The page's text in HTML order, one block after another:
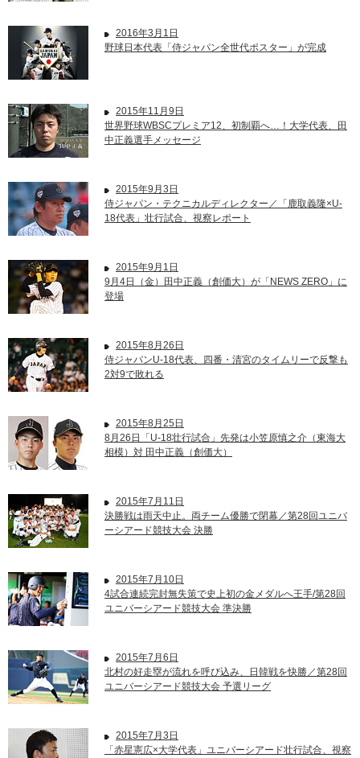
2016年3月1日
野球日本代表「侍ジャパン全世代ポスター」が完成
2015年11月9日
世界野球WBSCプレミア12、初制覇へ…！大学代表、田
中正義選手メッセージ
2015年9月3日
侍ジャパン・テクニカルディレクター／「鹿取義隆×U-
18代表」壮行試合、視察レポート
2015年9月1日
9月4日（金）田中正義（創価大）が「NEWS ZERO」に
登場
2015年8月26日
侍ジャパンU-18代表、四番・清宮のタイムリーで反撃も
2対9で敗れる
2015年8月25日
8月26日「U-18壮行試合」先発は小笠原慎之介（東海大
相模）対 田中正義（創価大）
2015年7月11日
決勝戦は雨天中止。両チーム優勝で閉幕／第28回ユニバ
ーシアード競技大会 決勝
2015年7月10日
4試合連続完封無失策で史上初の金メダルへ王手/第28回
ユニバーシアード競技大会 準決勝
2015年7月6日
北村の好走塁が流れを呼び込み、日韓戦を快勝／第28回
ユニバーシアード競技大会 予選リーグ
2015年7月3日
「赤星憲広×大学代表」ユニバーシアード壮行試合、視察